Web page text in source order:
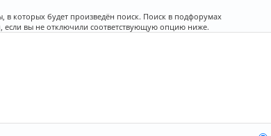
которых будет произведён поиск. Поиск в подфорумах
если вы не отключили соответствующую опцию ниже.